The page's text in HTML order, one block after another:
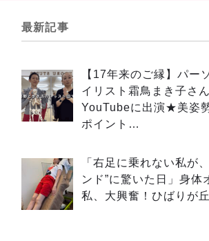
最新記事
【17年来のご縁】パー
イリスト霜鳥まき子さ
YouTubeに出演★美姿
ポイント…
「右足に乗れない私が
ンド”に驚いた日」身体
私、大興奮！ひばりが